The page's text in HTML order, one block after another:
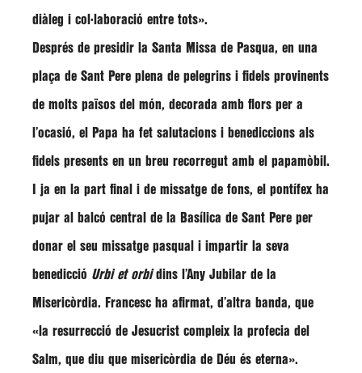
diàleg i col·laboració entre tots».
Després de presidir la Santa Missa de Pasqua, en una
plaça de Sant Pere plena de pelegrins i fidels provinents
de molts països del món, decorada amb flors per a
l’ocasió, el Papa ha fet salutacions i benediccions als
fidels presents en un breu recorregut amb el papamòbil.
I ja en la part final i de missatge de fons, el pontífex ha
pujar al balcó central de la Basílica de Sant Pere per
donar el seu missatge pasqual i impartir la seva
benedicció Urbi et orbi dins l’Any Jubilar de la
Misericòrdia. Francesc ha afirmat, d’altra banda, que
«la resurrecció de Jesucrist compleix la profecia del
Salm, que diu que misericòrdia de Déu és eterna».